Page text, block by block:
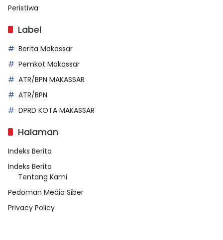
Peristiwa
Label
Berita Makassar
Pemkot Makassar
ATR/BPN MAKASSAR
ATR/BPN
DPRD KOTA MAKASSAR
Halaman
Indeks Berita
Indeks Berita
Tentang Kami
Pedoman Media Siber
Privacy Policy